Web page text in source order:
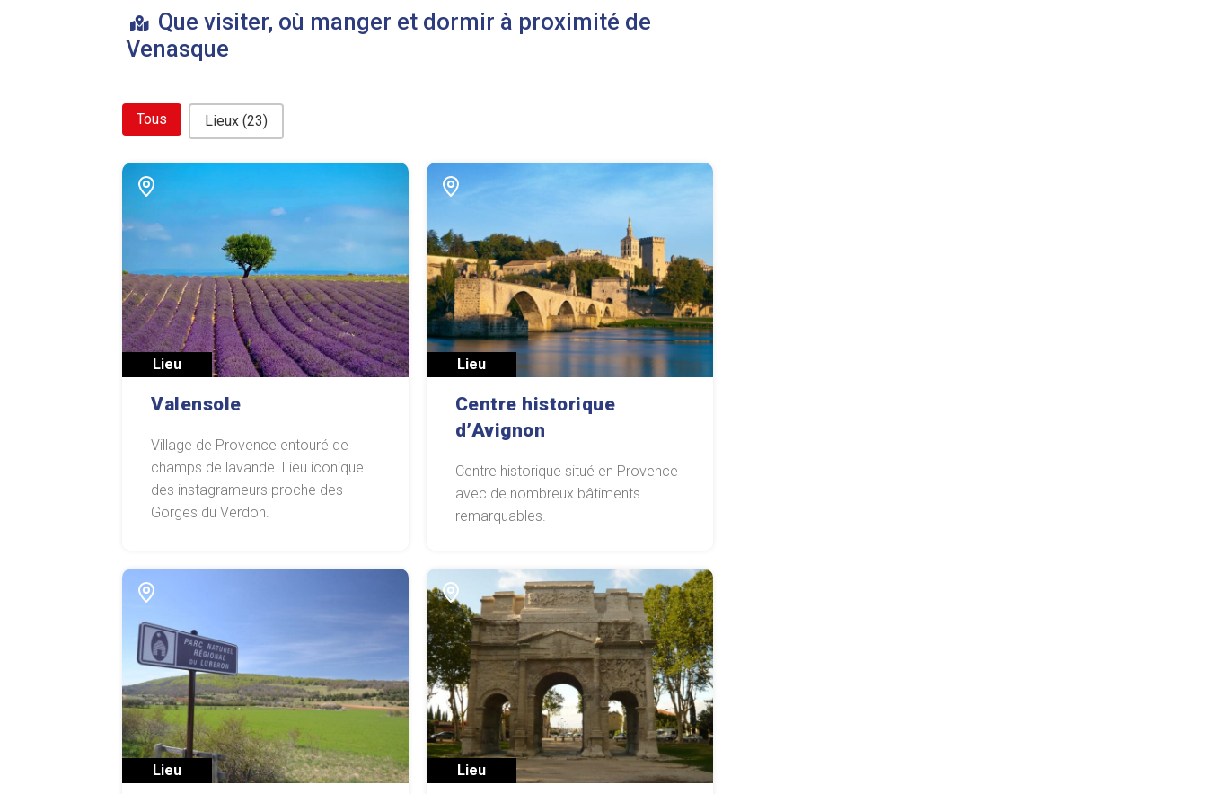
Que visiter, où manger et dormir à proximité de
Venasque
bouton filtre related
Tous Lieux (23)
Lieu
Valensole
Village de Provence entouré de
champs de lavande. Lieu iconique
des instagrameurs proche des
Gorges du Verdon.
Lieu
Centre historique
d’Avignon
Centre historique situé en Provence
avec de nombreux bâtiments
remarquables.
Lieu Lieu